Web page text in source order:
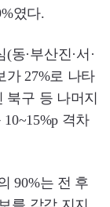
였다.
·부산진·서·
가 27%로 나타
북구 등 나머지
격차
90%는 전 후